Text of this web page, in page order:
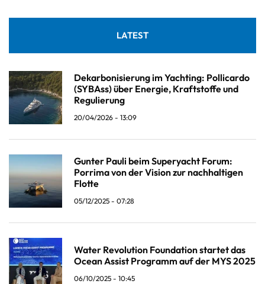
LATEST
Dekarbonisierung im Yachting: Pollicardo
(SYBAss) über Energie, Kraftstoffe und
Regulierung
20/04/2026 - 13:09
Gunter Pauli beim Superyacht Forum:
Porrima von der Vision zur nachhaltigen
Flotte
05/12/2025 - 07:28
Water Revolution Foundation startet das
Ocean Assist Programm auf der MYS 2025
06/10/2025 - 10:45